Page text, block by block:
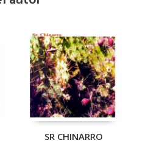
SR CHINARRO